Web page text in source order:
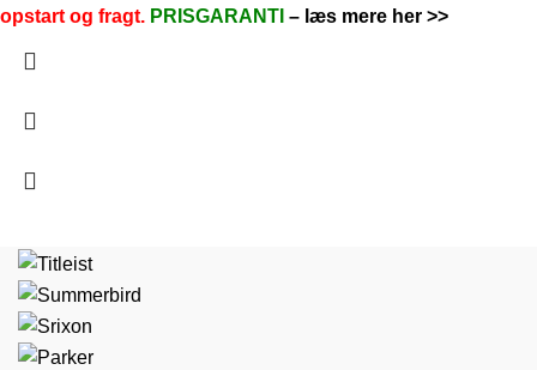
opstart og fragt. PRISGARANTI – læs mere her >>